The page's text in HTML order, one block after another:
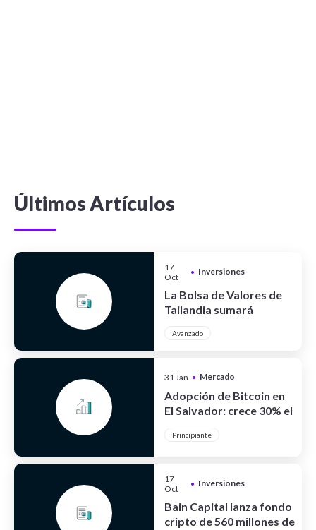
Últimos Artículos
17
Oct
• Inversiones
La Bolsa de Valores de
Tailandia sumará
Avanzado
31 Jan • Mercado
Adopción de Bitcoin en
El Salvador: crece 30% el
Principiante
17
Oct
• Inversiones
Bain Capital lanza fondo
cripto de 560 millones de